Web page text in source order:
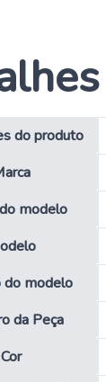
do produto
modelo
do modelo
da Peça
Cor